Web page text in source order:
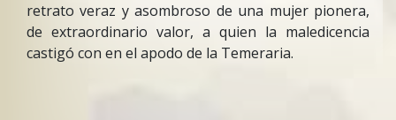
retrato veraz y asombroso de una mujer pionera,
de extraordinario valor, a quien la maledicencia
castigó con en el apodo de la Temeraria.